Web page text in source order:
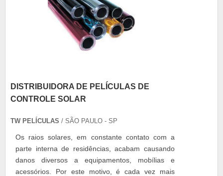
DISTRIBUIDORA DE PELÍCULAS DE
CONTROLE SOLAR
TW PELÍCULAS / SÃO PAULO - SP
Os raios solares, em constante contato com a
parte interna de residências, acabam causando
danos diversos a equipamentos, mobílias e
acessórios. Por este motivo, é cada vez mais